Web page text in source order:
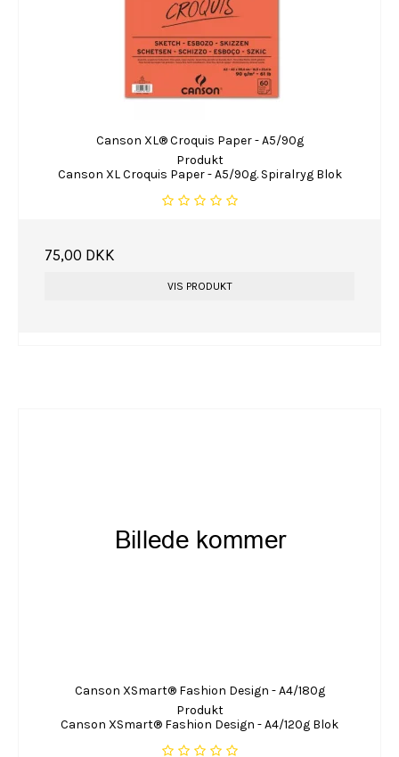
Canson XL® Croquis Paper - A5/90g
Produkt
Canson XL Croquis Paper - A5/90g. Spiralryg Blok
75,00 DKK
VIS PRODUKT
Canson XSmart® Fashion Design - A4/180g
Produkt
Canson XSmart® Fashion Design - A4/120g Blok